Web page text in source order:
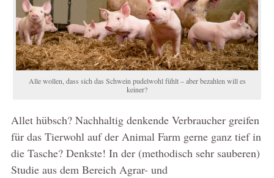
Alle wollen, dass sich das Schwein pudelwohl fühlt – aber bezahlen will es
keiner?
Allet hübsch? Nachhaltig denkende Verbraucher greifen
für das Tierwohl auf der Animal Farm gerne ganz tief in
die Tasche? Denkste! In der (methodisch sehr sauberen)
Studie aus dem Bereich Agrar- und